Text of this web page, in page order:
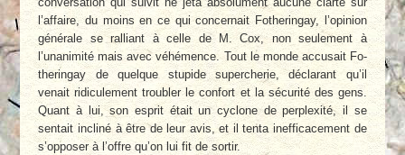
l’af­faire, du moins en ce qui concernait Fotherin­gay, l’opinion
générale se ralliant à celle de M. Cox, non seulement à
l’unanimité mais avec véhémence. Tout le monde accusait Fo­
theringay de quelque stupide supercherie, dé­clarant qu’il
venait ridiculement troubler le confort et la sécurité des gens.
Quant à lui, son esprit était un cyclone de perplexité, il se
sentait incliné à être de leur avis, et il tenta in­efficacement de
s’opposer à l’offre qu’on lui fit de sortir.